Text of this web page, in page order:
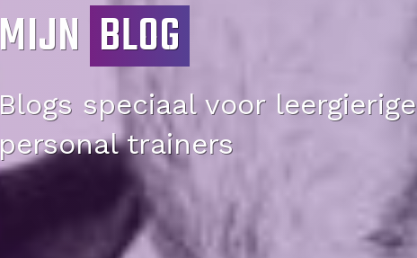
MIJN BLOG
Blogs speciaal voor leergierige
personal trainers